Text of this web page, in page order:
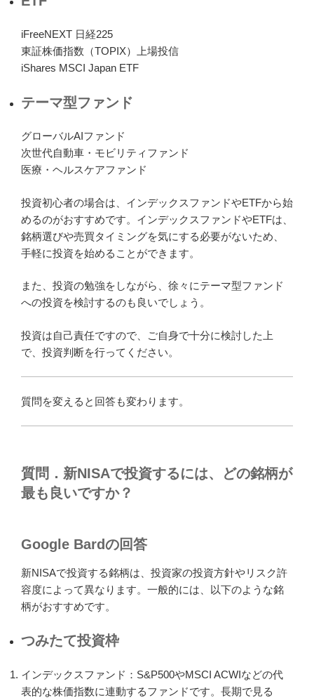
iFreeNEXT 日経225
東証株価指数（TOPIX）上場投信
iShares MSCI Japan ETF
テーマ型ファンド
グローバルAIファンド
次世代自動車・モビリティファンド
医療・ヘルスケアファンド
投資初心者の場合は、インデックスファンドやETFから始
めるのがおすすめです。インデックスファンドやETFは、
銘柄選びや売買タイミングを気にする必要がないため、
手軽に投資を始めることができます。
また、投資の勉強をしながら、徐々にテーマ型ファンド
への投資を検討するのも良いでしょう。
投資は自己責任ですので、ご自身で十分に検討した上
で、投資判断を行ってください。
質問を変えると回答も変わります。
質問．新NISAで投資するには、どの銘柄が
最も良いですか？
Google Bardの回答
新NISAで投資する銘柄は、投資家の投資方針やリスク許
容度によって異なります。一般的には、以下のような銘
柄がおすすめです。
つみたて投資枠
インデックスファンド：S&P500やMSCI ACWIなどの代
表的な株価指数に連動するファンドです。長期で見る